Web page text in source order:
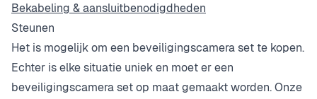
Bekabeling & aansluitbenodigdheden
Steunen
Het is mogelijk om een beveiligingscamera set te kopen.
Echter is elke situatie uniek en moet er een
beveiligingscamera set op maat gemaakt worden. Onze